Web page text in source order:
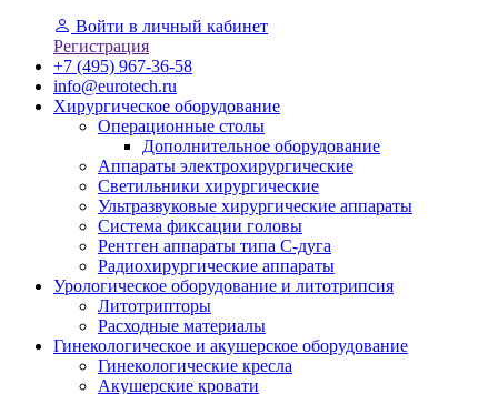
Войти в личный кабинет
Регистрация
+7 (495) 967-36-58
info@eurotech.ru
Хирургическое оборудование
Операционные столы
Дополнительное оборудование
Аппараты электрохирургические
Светильники хирургические
Ультразвуковые хирургические аппараты
Система фиксации головы
Рентген аппараты типа С-дуга
Радиохирургические аппараты
Урологическое оборудование и литотрипсия
Литотрипторы
Расходные материалы
Гинекологическое и акушерское оборудование
Гинекологические кресла
Акушерские кровати